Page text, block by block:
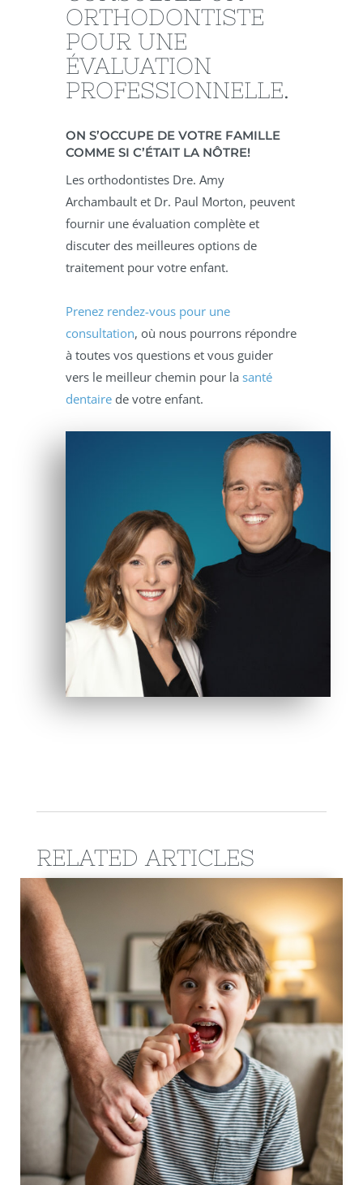
ORTHODONTISTE
POUR UNE
ÉVALUATION
PROFESSIONNELLE.
ON S’OCCUPE DE VOTRE FAMILLE
COMME SI C’ÉTAIT LA NÔTRE!
Les orthodontistes Dre. Amy
Archambault et Dr. Paul Morton, peuvent
fournir une évaluation complète et
discuter des meilleures options de
traitement pour votre enfant.
Prenez rendez-vous pour une
consultation, où nous pourrons répondre
à toutes vos questions et vous guider
vers le meilleur chemin pour la santé
dentairede votre enfant.
TRAITEMENTS POUR ENFANTS
RELATED ARTICLES